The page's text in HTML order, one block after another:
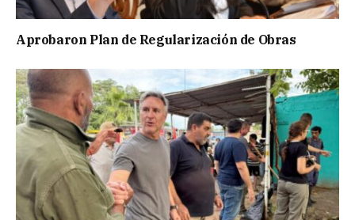
Aprobaron Plan de Regularización de Obras